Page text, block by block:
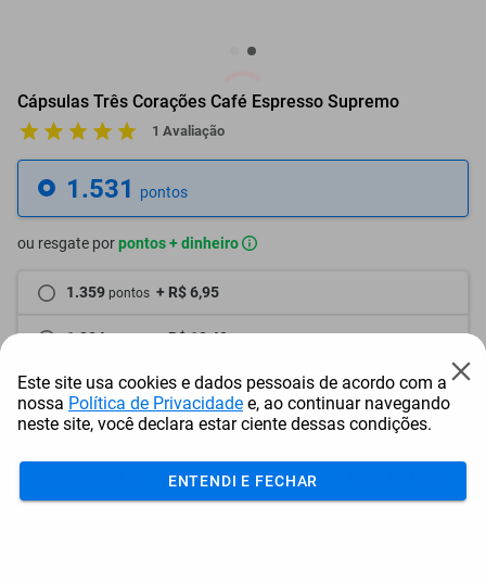
Cápsulas Três Corações Café Espresso Supremo
1 Avaliação
1.531 pontos
ou resgate porpontos + dinheiro
1.359 pontos + R$ 6,95
1.284 + R$ 10,40
1.208 pontos + R$ 13,89
Este site usa cookies e dados pessoais de acordo com a
nossa Política de Privacidade e, ao continuar navegando
neste site, você declara estar ciente dessas condições.
ENTENDI E FECHAR